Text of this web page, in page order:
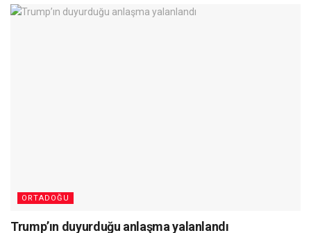
ORTADOĞU
Trump’ın duyurduğu anlaşma yalanlandı